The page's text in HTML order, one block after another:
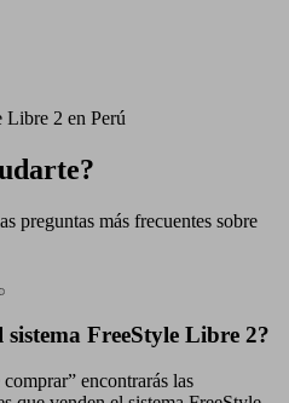
Libre 2 en Perú
preguntas más frecuentes sobre
FreeStyle Libre 2?
encontrarás las